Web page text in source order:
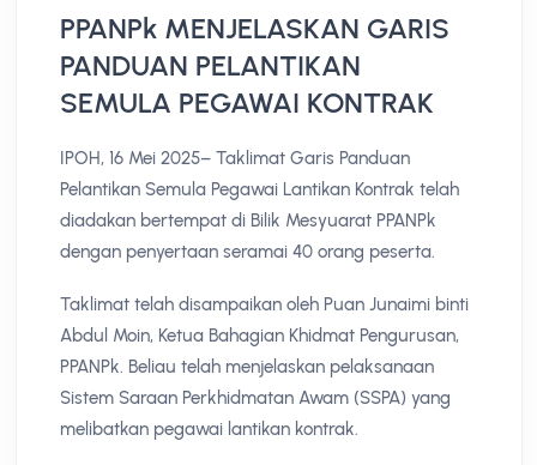
PPANPk MENJELASKAN GARIS
PANDUAN PELANTIKAN
SEMULA PEGAWAI KONTRAK
IPOH, 16 Mei 2025– Taklimat Garis Panduan
Pelantikan Semula Pegawai Lantikan Kontrak telah
diadakan bertempat di Bilik Mesyuarat PPANPk
dengan penyertaan seramai 40 orang peserta.
Taklimat telah disampaikan oleh Puan Junaimi binti
Abdul Moin, Ketua Bahagian Khidmat Pengurusan,
PPANPk. Beliau telah menjelaskan pelaksanaan
Sistem Saraan Perkhidmatan Awam (SSPA) yang
melibatkan pegawai lantikan kontrak.